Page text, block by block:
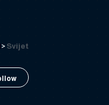
> Svijet